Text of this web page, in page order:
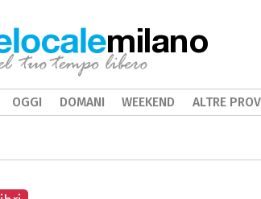
milano
OGGI DOMANI WEEKEND ALTRE